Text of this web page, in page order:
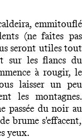
emmitouflé
(ne faites pas
seront utiles tout
sur les flancs du
à rougir, le
laisser un peu
les montagnes.
passée du noir au
brume s'effacent,
yeux.